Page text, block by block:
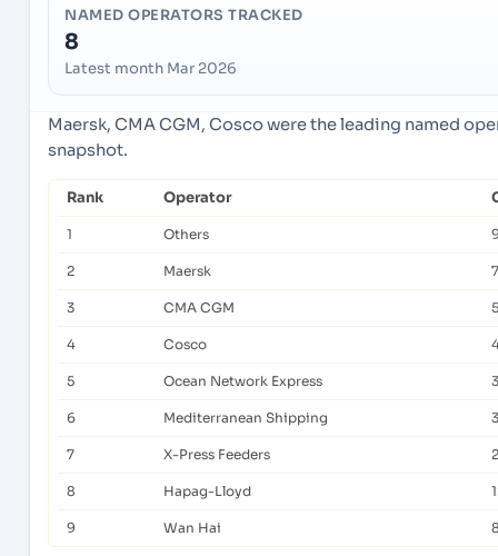
NAMED OPERATORS TRACKED
8
Latest month Mar 2026
Maersk, CMA CGM, Cosco were the leading named
snapshot.
Rank Operator
1 Others
2 Maersk
3 CMA CGM
4 Cosco
5 Ocean Network Express
6 Mediterranean Shipping
7 X-Press Feeders
8 Hapag-Lloyd
9 Wan Hai